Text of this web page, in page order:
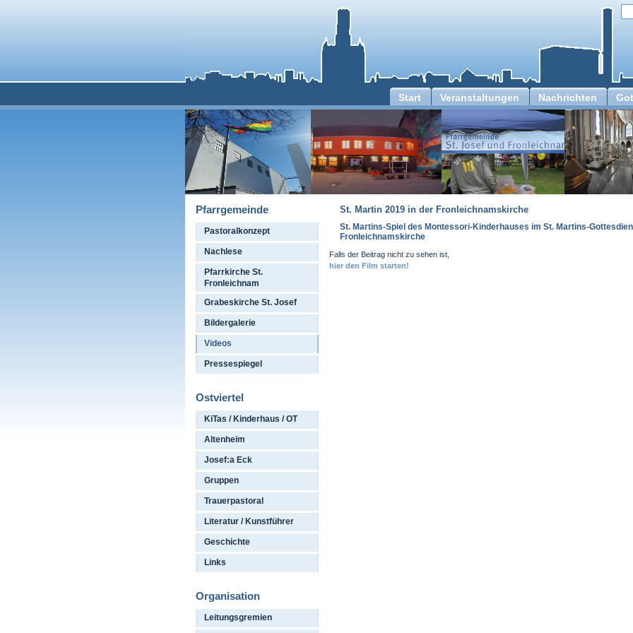
Start Veranstaltungen Nachrichten
Pfarrgemeinde
Pastoralkonzept
Nachlese
Pfarrkirche St.
Fronleichnam
Grabeskirche St. Josef
Bildergalerie
Videos
Pressespiegel
Ostviertel
KiTas / Kinderhaus / OT
Altenheim
Josef:a Eck
Gruppen
Trauerpastoral
Literatur / Kunstführer
Geschichte
Links
Organisation
Leitungsgremien
St. Martin 2019 in der Fronleichnamskirche
St. Martins-Spiel des Montessori-Kinderhauses im St. Martins-
Fronleichnamskirche
Falls der Beitrag nicht zu sehen ist,
hier den Film starten!